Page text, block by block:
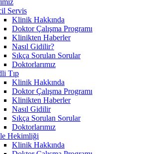
Servis
Klinik Hakkında
Doktor Çalışma Programı
Klinikten Haberler
Nasıl Gidilir?
Sıkça Sorulan Sorular
Doktorlarımız
Tıp
Klinik Hakkında
Doktor Çalışma Programı
Klinikten Haberler
Nasıl Gidilir
Sıkça Sorulan Sorular
Doktorlarımız
Hekimliği
Klinik Hakkında